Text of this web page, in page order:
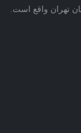
واقع است.